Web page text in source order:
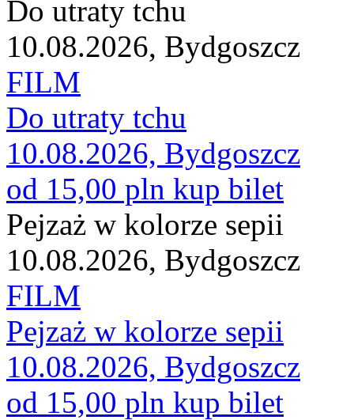
Do utraty tchu
10.08.2026, Bydgoszcz
FILM
Do utraty tchu
10.08.2026, Bydgoszcz
od 15,00 pln kup bilet
Pejzaż w kolorze sepii
10.08.2026, Bydgoszcz
FILM
Pejzaż w kolorze sepii
10.08.2026, Bydgoszcz
od 15,00 pln kup bilet